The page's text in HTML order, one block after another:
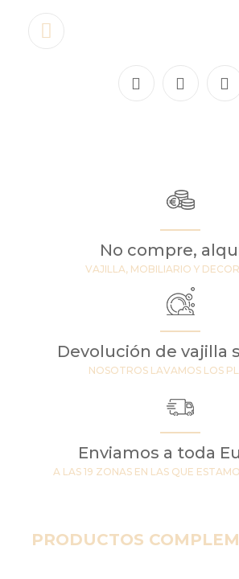
No compre,
VAJILLA, MOBILIARIO Y
Devolución de vajilla
NOSOTROS LAVAMOS LOS
Enviamos a toda
A LAS 19 ZONAS EN LAS QUE
PRODUCTOS